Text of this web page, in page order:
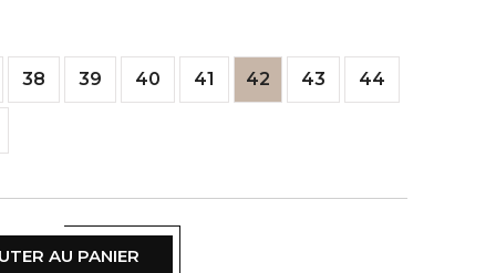
38 39 40 41 42 43 44
AU PANIER